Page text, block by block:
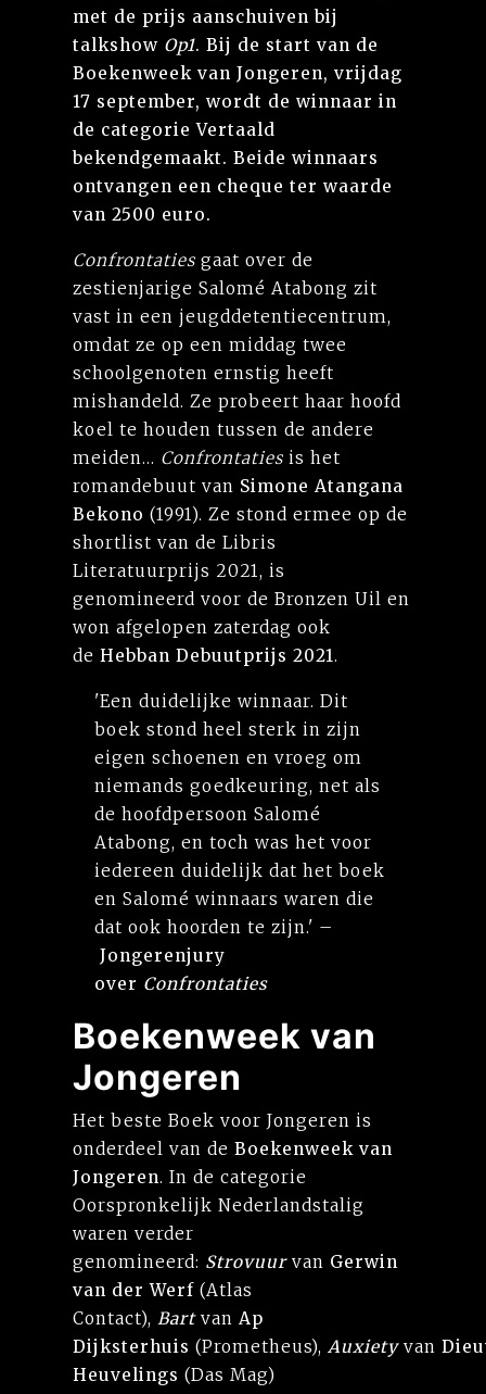
met de prijs aanschuiven bij
talkshow Op1. Bij de start van de
Boekenweek van Jongeren, vrijdag
17 september, wordt de winnaar in
de categorie Vertaald
bekendgemaakt. Beide winnaars
ontvangen een cheque ter waarde
van 2500 euro.
Confrontaties gaat over de
zestienjarige Salomé Atabong zit
vast in een jeugddetentiecentrum,
omdat ze op een middag twee
schoolgenoten ernstig heeft
mishandeld. Ze probeert haar hoofd
koel te houden tussen de andere
meiden... Confrontaties is het
romandebuut van Simone Atangana
Bekono (1991). Ze stond ermee op de
shortlist van de Libris
Literatuurprijs 2021, is
genomineerd voor de Bronzen Uil en
won afgelopen zaterdag ook
deHebban Debuutprijs 2021 .
'Een duidelijke winnaar. Dit
boek stond heel sterk in zijn
eigen schoenen en vroeg om
niemands goedkeuring, net als
de hoofdpersoon Salomé
Atabong, en toch was het voor
iedereen duidelijk dat het boek
en Salomé winnaars waren die
dat ook hoorden te zijn.' –
Jongerenjury
over Confrontaties
Boekenweek van
Jongeren
Het beste Boek voor Jongeren is
onderdeel van deBoekenweek van
Jongeren. In de categorie
Oorspronkelijk Nederlandstalig
waren verder
genomineerd: Strovuurvan Gerwin
van der Werf (Atlas
Contact), Bartvan Ap
Dijksterhuis (Prometheus), Auxiety van
Heuvelings (Das Mag)